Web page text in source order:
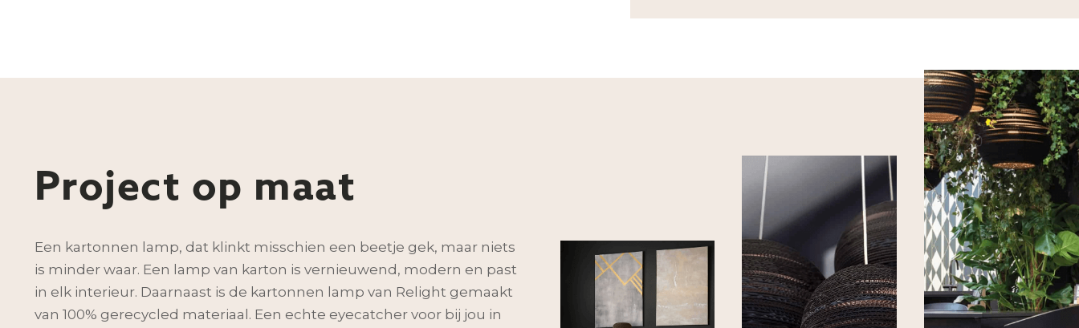
Project op maat
Een kartonnen lamp, dat klinkt misschien een beetje gek, maar niets
is minder waar. Een lamp van karton is vernieuwend, modern en past
in elk interieur. Daarnaast is de kartonnen lamp van Relight gemaakt
van 100% gerecycled materiaal. Een echte eyecatcher voor bij jou in